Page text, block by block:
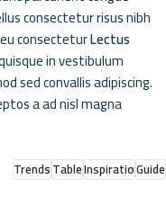
consectetur risus nibh
consecteturLectus
in vestibulum
sed convallis adipiscing.
a ad nisl magna.
Guide
Inspiratio
Table
Trends